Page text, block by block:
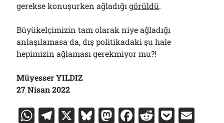
gerekse konuşurken ağladığıgörüldü.
Büyükelçimizin tam olarak niye ağladığı
anlaşılamasa da, dış politikadaki şu hale
hepimizin ağlaması gerekmiyor mu?!
Müyesser YILDIZ
27 Nisan 2022
W T X Bl M F R P